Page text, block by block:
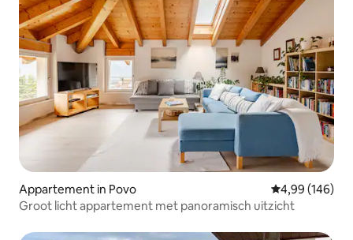
Appartement in Povo Gemiddelde
4,99 (146)
Groot licht appartement met panoramisch uitzicht